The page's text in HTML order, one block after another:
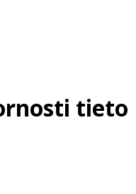
tieto